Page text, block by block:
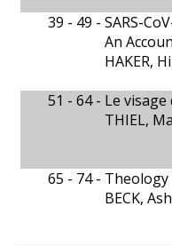
39 - 49 - SARS-
An
HAKER,
51 - 64 - Le
THIEL,
65 - 74 - Theology
BECK,